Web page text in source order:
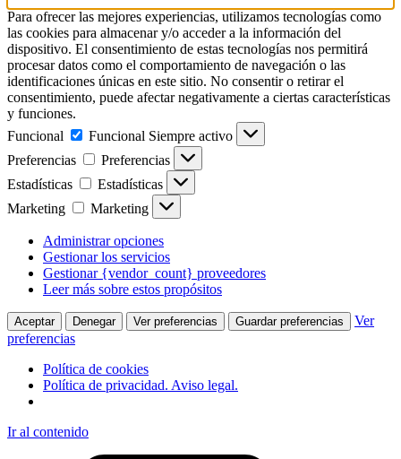
Para ofrecer las mejores experiencias, utilizamos tecnologías como
las cookies para almacenar y/o acceder a la información del
dispositivo. El consentimiento de estas tecnologías nos permitirá
procesar datos como el comportamiento de navegación o las
identificaciones únicas en este sitio. No consentir o retirar el
consentimiento, puede afectar negativamente a ciertas características
y funciones.
Funcional
Funcional Siempre activo
Preferencias
Preferencias
Estadísticas
Estadísticas
Marketing
Marketing
Administrar opciones
Gestionar los servicios
Gestionar {vendor_count} proveedores
Leer más sobre estos propósitos
Aceptar Denegar Ver preferencias Guardar preferencias
Ver
preferencias
Política de cookies
Política de privacidad. Aviso legal.
Ir al contenido